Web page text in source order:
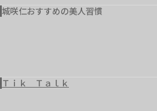
城咲仁おすすめの美人習慣
Ｔｉｋ Ｔａｌｋ